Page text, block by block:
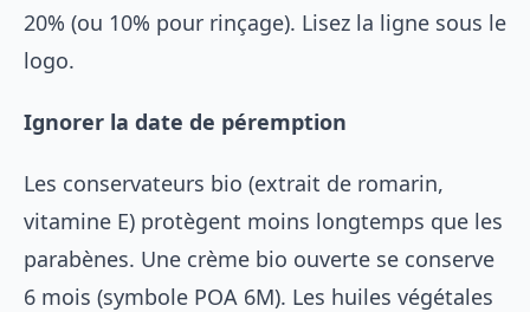
20% (ou 10% pour rinçage). Lisez la ligne sous le
logo.
Ignorer la date de péremption
Les conservateurs bio (extrait de romarin,
vitamine E) protègent moins longtemps que les
parabènes. Une crème bio ouverte se conserve
6 mois (symbole POA 6M). Les huiles végétales